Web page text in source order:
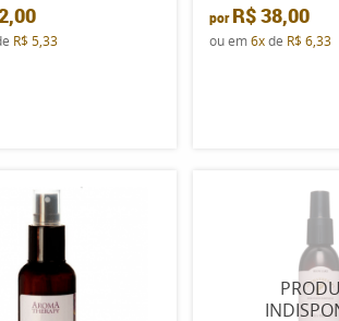
R$ 5,33
por R$ 38,00
ou em6xde R$ 6,33